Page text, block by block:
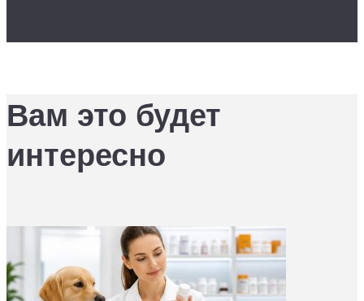
Вам это будет
интересно